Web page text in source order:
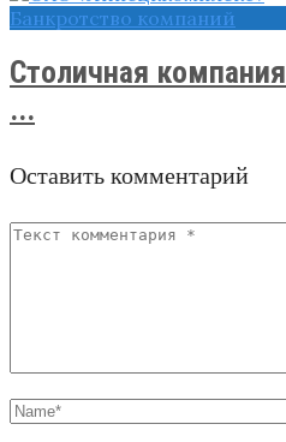
Банкротство компаний
Столичная
...
Оставить комментарий